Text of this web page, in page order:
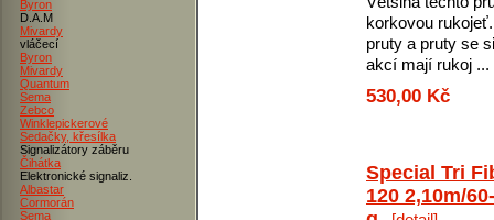
Byron
D.A.M
Mivardy
vláčecí
Byron
Mivardy
Quantum
Sema
Zebco
Winklepickerové
Sedačky, křesílka
Signalizátory záběru
Čihátka
Elektronické signaliz.
Albastar
Cormorán
Sema
korkovou
pruty a pruty se
akcí mají rukoj ...
530,00 Kč
Special Tri
120 2,10m/